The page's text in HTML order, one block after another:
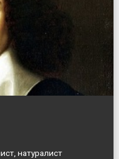
натуралист